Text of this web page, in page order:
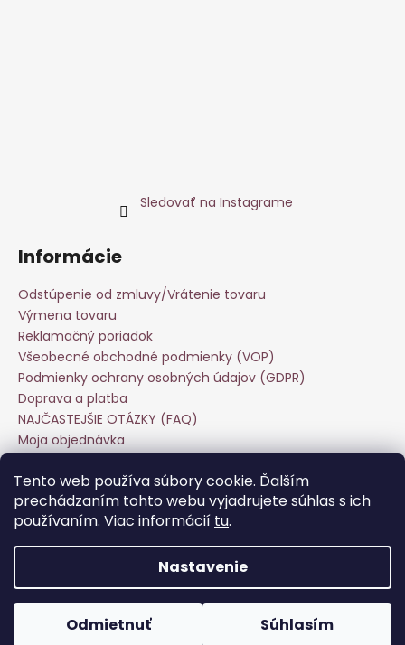
Tento web používa súbory cookie. Ďalším
prechádzaním tohto webu vyjadrujete súhlas s ich
používaním. Viac informácií tu.
Nastavenie
Odmietnuť Súhlasím
Sledovať na Instagrame
Informácie
Odstúpenie od zmluvy/Vrátenie tovaru
Výmena tovaru
Reklamačný poriadok
Všeobecné obchodné podmienky (VOP)
Podmienky ochrany osobných údajov (GDPR)
Doprava a platba
NAJČASTEJŠIE OTÁZKY (FAQ)
Moja objednávka
Veľkoobchod
Hodnotenie obchodu
Kontakt
Copyright 2026Keira Fashion. Všetky práva vyhradené.
Upraviť nastavenie cookies